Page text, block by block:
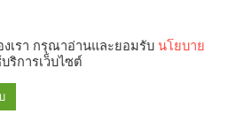
งเรา กรุณาอ่านและยอมรับ นโยบาย
ริการเว็บไซต์